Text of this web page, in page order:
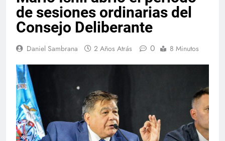
de sesiones ordinarias del
Consejo Deliberante
Daniel Sambrana 2 Años Atrás 0 8 Minutos